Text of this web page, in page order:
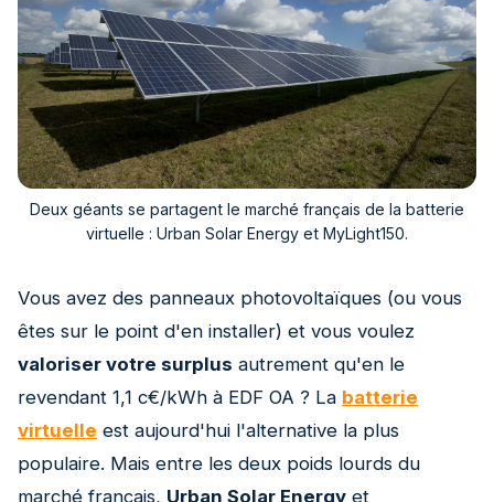
Deux géants se partagent le marché français de la batterie
virtuelle : Urban Solar Energy et MyLight150.
Vous avez des panneaux photovoltaïques (ou vous
êtes sur le point d'en installer) et vous voulez
valoriser votre surplus autrement qu'en le
revendant 1,1 c€/kWh à EDF OA ? La batterie
virtuelle est aujourd'hui l'alternative la plus
populaire. Mais entre les deux poids lourds du
marché français, Urban Solar Energy et